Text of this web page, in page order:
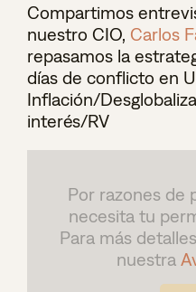
Compartimos
nuestro CIO, Carlos
repasamos la
días de conflicto en
Inflación/
interés/RV
Por razones de
necesita tu
Para más
nuestra